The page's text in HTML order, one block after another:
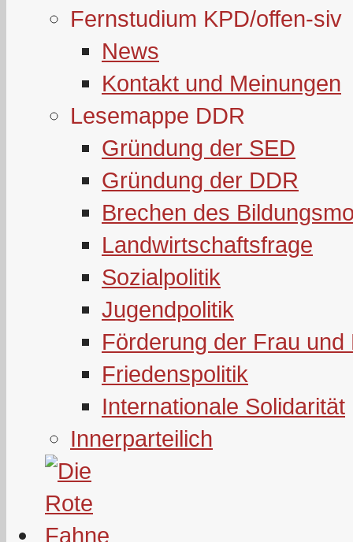
Fernstudium KPD/offen-siv
News
Kontakt und Meinungen
Lesemappe DDR
Gründung der SED
Gründung der DDR
Brechen des
Landwirtschaftsfrage
Sozialpolitik
Jugendpolitik
Förderung der Frau und
Friedenspolitik
Internationale Solidarität
Innerparteilich